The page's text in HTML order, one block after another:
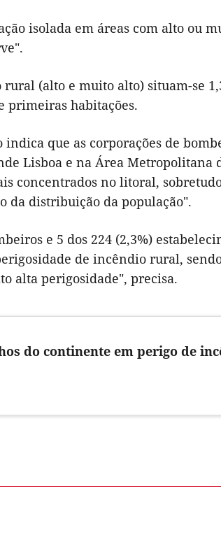
isolada em áreas com alto ou
(alto e muito alto) situam-se
habitações.
que as corporações de
Lisboa e na Área Metropolitana
concentrados no litoral,
da distribuição da população".
e 5 dos 224 (2,3%)
de incêndio rural,
alta perigosidade", precisa.
do continente em perigo de